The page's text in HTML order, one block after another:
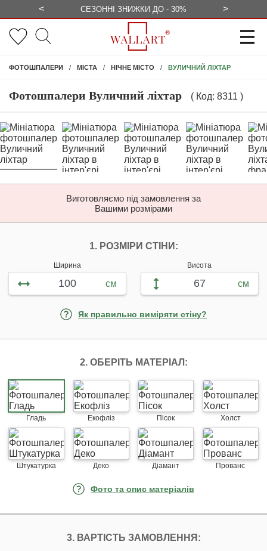
< СЕЗОННІ ЗНИЖКИ ДО - 30% >
ФОТОШПАЛЕРИ МІСТА НІЧНЕ МІСТО ВУЛИЧНИЙ ЛІХТАР
Фотошпалери Вуличний ліхтар ( Код: 8311 )
Виготовляємо під замовлення за
Вашими розмірами
1. РОЗМІРИ СТІНИ:
Ширина
см
Висота
см
Як правильно виміряти стіну?
2. ОБЕРІТЬ МАТЕРІАЛ:
Гладь Екофліз Пісок Холст
Штукатурка Деко Діамант Прованс
Фото та опис матеріалів
3. ВАРТІСТЬ ЗАМОВЛЕННЯ: